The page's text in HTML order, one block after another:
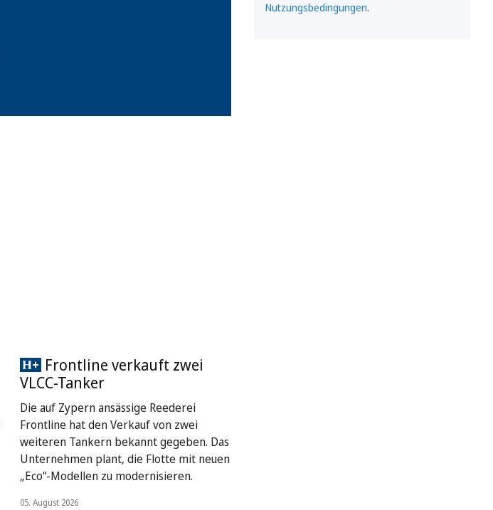
Frontline verkauft zwei
VLCC-Tanker
Die auf Zypern ansässige Reederei
Frontline hat den Verkauf von zwei
weiteren Tankern bekannt gegeben. Das
Unternehmen plant, die Flotte mit neuen
„Eco“-Modellen zu modernisieren.
05. August 2026
Nutzungsbedingungen.